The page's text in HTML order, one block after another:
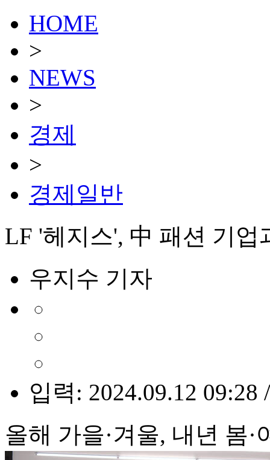
HOME
>
NEWS
>
경제
>
경제일반
LF '헤지스', 中 패션 기
우지수 기자
입력: 2024.09.12 09:28
올해 가을·겨울, 내년 봄·